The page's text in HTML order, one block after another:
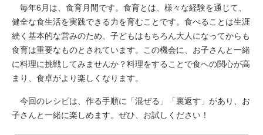
毎年6月は、食育月間です。食育とは、様々な経験を通じて、
健全な食生活を実践できる力を育むことです。食べることは生涯
続く基本的な営みのため、子どもはもちろん大人になってからも
食育は重要なものとされています。この機会に、お子さんと一緒
に料理に挑戦してみませんか？料理をすることで食への関心が高
まり、食卓がより楽しくなります。
今回のレシピは、作る手順に「混ぜる」「裏返す」があり、お
子さんと一緒に楽しめます。ぜひ、お試しください！